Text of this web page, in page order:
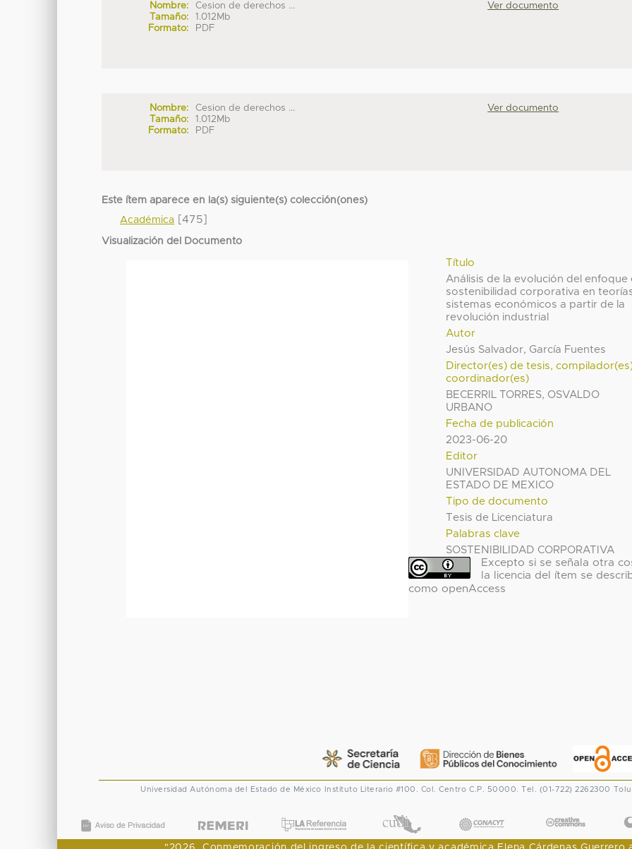
Nombre:
Cesion de derechos ...
Tamaño:
1.012Mb
Formato:
PDF
Ver documento
Nombre:
Cesion de derechos ...
Tamaño:
1.012Mb
Formato:
PDF
Ver documento
Este ítem aparece en la(s) siguiente(s) colección(ones)
Académica [475]
Visualización del Documento
Título
Análisis de la evolución del enfoque
sostenibilidad corporativa en
sistemas económicos a partir de la
revolución industrial
Autor
Jesús Salvador, García Fuentes
Director(es) de tesis,
coordinador(es)
BECERRIL TORRES, OSVALDO
URBANO
Fecha de publicación
2023-06-20
Editor
UNIVERSIDAD AUTONOMA DEL
ESTADO DE MEXICO
Tipo de documento
Tesis de Licenciatura
Palabras clave
SOSTENIBILIDAD CORPORATIVA
Excepto si se señala otra
la licencia del ítem se
como openAccess
Universidad Autónoma del Estado de México Instituto Literario #100. Col. Centro C.P. 50000. Tel. (01-722) 2262300